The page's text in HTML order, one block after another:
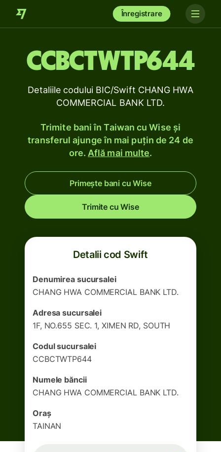
Înregistrare
CCBCTWTP644
Detaliile codului BIC/Swift CHANG HWA
COMMERCIAL BANK LTD.
Trimite bani în Taiwan cu Wise și
transferul ajunge în mai puțin de 24 de
ore. Află mai multe.
Primește bani cu Wise
Trimite cu Wise
Detalii cod Swift
Denumirea sucursalei
CHANG HWA COMMERCIAL BANK LTD.
Adresa sucursalei
1F, NO.655 SEC. 1, XIMEN RD, SOUTH
Codul sucursalei
CCBCTWTP644
Numele băncii
CHANG HWA COMMERCIAL BANK LTD.
Oraș
TAINAN